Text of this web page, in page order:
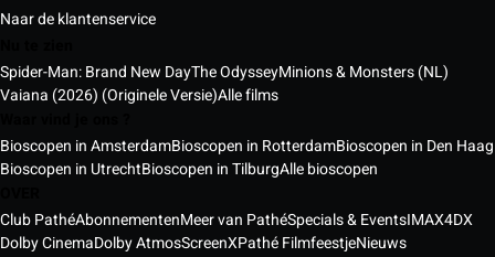
Naar de klantenservice
Spider-Man: Brand New DayThe OdysseyMinions & Monsters (NL)
Vaiana (2026) (Originele Versie)Alle films
Bioscopen in AmsterdamBioscopen in RotterdamBioscopen in Den Haag
Bioscopen in UtrechtBioscopen in TilburgAlle bioscopen
Club PathéAbonnementenMeer van PathéSpecials & EventsIMAX4DX
Dolby CinemaDolby AtmosScreenXPathé FilmfeestjeNieuws